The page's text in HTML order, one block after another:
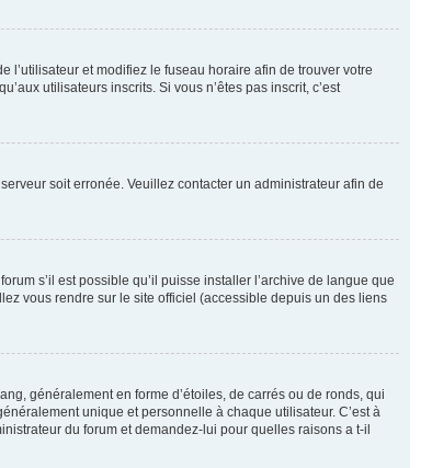
l’utilisateur et modifiez le fuseau horaire afin de trouver votre
utilisateurs inscrits. Si vous n’êtes pas inscrit, c’est
soit erronée. Veuillez contacter un administrateur afin de
s’il est possible qu’il puisse installer l’archive de langue que
vous rendre sur le site officiel (accessible depuis un des liens
généralement en forme d’étoiles, de carrés ou de ronds, qui
unique et personnelle à chaque utilisateur. C’est à
du forum et demandez-lui pour quelles raisons a t-il